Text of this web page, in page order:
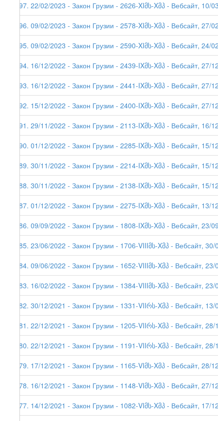
197. 22/02/2023 - Закон Грузии - 2626-XIმს-Xმპ - Вебсайт, 10/
196. 09/02/2023 - Закон Грузии - 2578-XIმს-Xმპ - Вебсайт, 27/
195. 09/02/2023 - Закон Грузии - 2590-XIმს-Xმპ - Вебсайт, 24/
194. 16/12/2022 - Закон Грузии - 2439-IXმს-Xმპ - Вебсайт, 27/
193. 16/12/2022 - Закон Грузии - 2441-IXმს-Xმპ - Вебсайт, 27/
192. 15/12/2022 - Закон Грузии - 2400-IXმს-Xმპ - Вебсайт, 27/
191. 29/11/2022 - Закон Грузии - 2113-IXმს-Xმპ - Вебсайт, 16/
190. 01/12/2022 - Закон Грузии - 2285-IXმს-Xმპ - Вебсайт, 15/
189. 30/11/2022 - Закон Грузии - 2214-IXმს-Xმპ - Вебсайт, 15/
188. 30/11/2022 - Закон Грузии - 2138-IXმს-Xმპ - Вебсайт,
187. 01/12/2022 - Закон Грузии - 2275-IXმს-Xმპ - Вебсайт, 13/
186. 09/09/2022 - Закон Грузии - 1808-IXმს-Xმპ - Вебсайт, 23/
185. 23/06/2022 - Закон Грузии - 1706-VIIIმს-Xმპ - Вебсайт,
184. 09/06/2022 - Закон Грузии - 1652-VIIIმს-Xმპ - Вебсайт,
183. 16/02/2022 - Закон Грузии - 1384-VIIIმს-Xმპ - Вебсайт,
182. 30/12/2021 - Закон Грузии - 1331-VIIრს-Xმპ - Вебсайт,
181. 22/12/2021 - Закон Грузии - 1205-VIIრს-Xმპ - Вебсайт,
180. 22/12/2021 - Закон Грузии - 1191-VIIრს-Xმპ - Вебсайт,
179. 17/12/2021 - Закон Грузии - 1165-VIმს-Xმპ - Вебсайт, 28/
178. 16/12/2021 - Закон Грузии - 1148-VIმს-Xმპ - Вебсайт, 27/
177. 14/12/2021 - Закон Грузии - 1082-VIმს-Xმპ - Вебсайт,